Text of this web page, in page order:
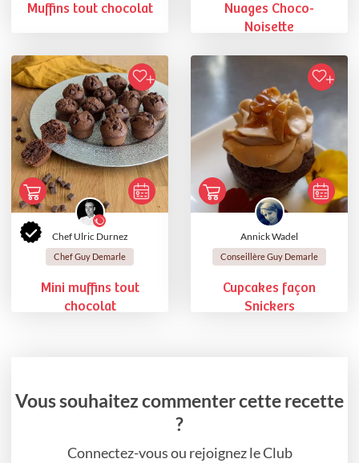
Muffins tout chocolat
Nuages Choco-
Noisette
Chef Ulric Durnez
Chef Guy Demarle
Mini muffins tout
chocolat
Annick Wadel
Conseillère Guy Demarle
Cupcakes façon
Snickers
Vous souhaitez commenter cette recette
?
Connectez-vous ou rejoignez le Club